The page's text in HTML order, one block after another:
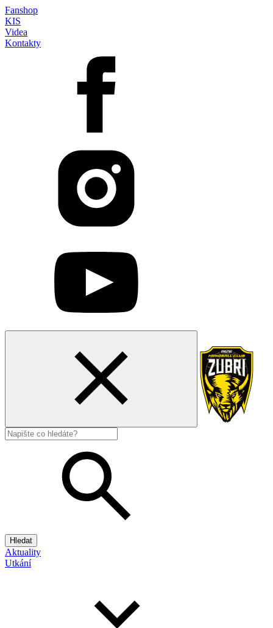
Fanshop
KIS
Videa
Kontakty
Hledat
Aktuality
Utkání